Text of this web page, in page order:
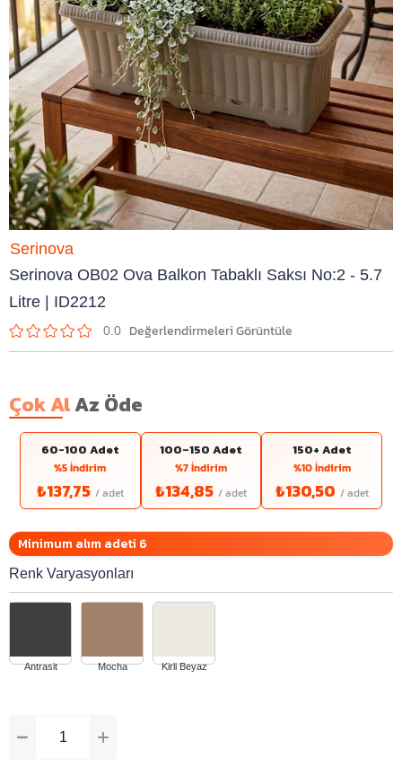
Serinova OB02 Ova Balkon Tabaklı Saksı No:2 - 5.7
Litre | ID2212
0.0
Serinova
Çok AlAz Öde
60-100 Adet
%5 İndirim
₺137,75
100–150 Adet
%7 İndirim
₺134,85
150+ Adet
%10 İndirim
₺130,50
Minimum alım adeti 6
Renk Varyasyonları